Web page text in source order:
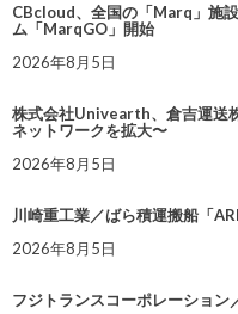
CBcloud、全国の「Marq」施
ム「MarqGO」開始
2026年8月5日
株式会社Univearth、倉吉運送
ネットワークを拡大〜
2026年8月5日
川崎重工業／ばら積運搬船「
2026年8月5日
フジトランスコーポレーション